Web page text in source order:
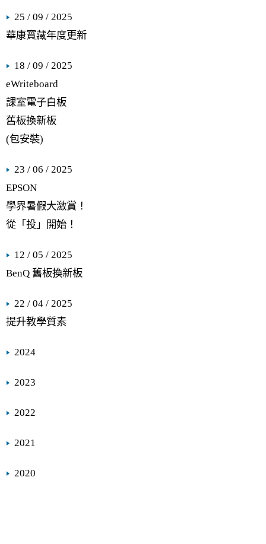
25 / 09 / 2025
華康寶藏年度更新
18 / 09 / 2025
eWriteboard
課室電子白板
舊板換新板
(包安裝)
23 / 06 / 2025
EPSON
學界暑假大激賞！
從「投」開始！
12 / 05 / 2025
BenQ 舊板換新板
22 / 04 / 2025
提升教學質素
2024
2023
2022
2021
2020